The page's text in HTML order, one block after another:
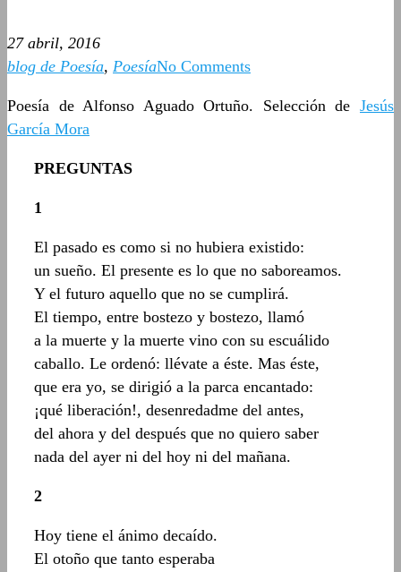
27 abril, 2016
blog de Poesía, PoesíaNo Comments
Poesía de Alfonso Aguado Ortuño. Selección de Jesús
García Mora
PREGUNTAS
1
El pasado es como si no hubiera existido:
un sueño. El presente es lo que no saboreamos.
Y el futuro aquello que no se cumplirá.
El tiempo, entre bostezo y bostezo, llamó
a la muerte y la muerte vino con su escuálido
caballo. Le ordenó: llévate a éste. Mas éste,
que era yo, se dirigió a la parca encantado:
¡qué liberación!, desenredadme del antes,
del ahora y del después que no quiero saber
nada del ayer ni del hoy ni del mañana.
2
Hoy tiene el ánimo decaído.
El otoño que tanto esperaba